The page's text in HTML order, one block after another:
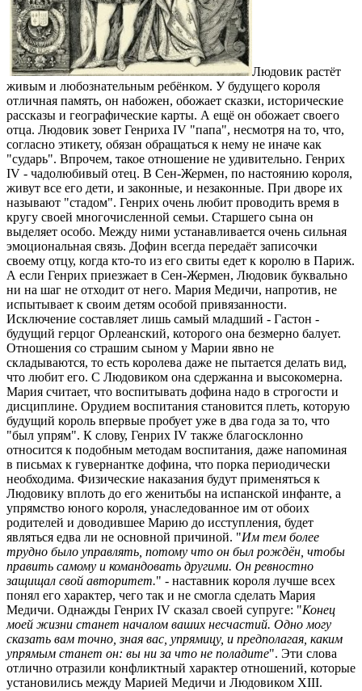
Людовик растёт
живым и любознательным ребёнком. У будущего короля
отличная память, он набожен, обожает сказки, исторические
рассказы и географические карты. А ещё он обожает своего
отца. Людовик зовет Генриха IV "папа", несмотря на то, что,
согласно этикету, обязан обращаться к нему не иначе как
"сударь". Впрочем, такое отношение не удивительно. Генрих
IV - чадолюбивый отец. В Сен-Жермен, по настоянию короля,
живут все его дети, и законные, и незаконные. При дворе их
называют "стадом". Генрих очень любит проводить время в
кругу своей многочисленной семьи. Старшего сына он
выделяет особо. Между ними устанавливается очень сильная
эмоциональная связь. Дофин всегда передаёт записочки
своему отцу, когда кто-то из его свиты едет к королю в Париж.
А если Генрих приезжает в Сен-Жермен, Людовик буквально
ни на шаг не отходит от него. Мария Медичи, напротив, не
испытывает к своим детям особой привязанности.
Исключение составляет лишь самый младший - Гастон -
будущий герцог Орлеанский, которого она безмерно балует.
Отношения со страшим сыном у Марии явно не
складываются, то есть королева даже не пытается делать вид,
что любит его. С Людовиком она сдержанна и высокомерна.
Мария считает, что воспитывать дофина надо в строгости и
дисциплине. Орудием воспитания становится плеть, которую
будущий король впервые пробует уже в два года за то, что
"был упрям". К слову, Генрих IV также благосклонно
относится к подобным методам воспитания, даже напоминая
в письмах к гувернантке дофина, что порка периодически
необходима. Физические наказания будут применяться к
Людовику вплоть до его женитьбы на испанской инфанте, а
упрямство юного короля, унаследованное им от обоих
родителей и доводившее Марию до исступления, будет
являться едва ли не основной причиной. "Им тем более
трудно было управлять, потому что он был рождён, чтобы
править самому и командовать другими. Он ревностно
защищал свой авторитет." - наставник короля лучше всех
понял его характер, чего так и не смогла сделать Мария
Медичи. Однажды Генрих IV сказал своей супруге: "Конец
моей жизни станет началом ваших несчастий. Одно могу
сказать вам точно, зная вас, упрямицу, и предполагая, каким
упрямым станет он: вы ни за что не поладите". Эти слова
отлично отразили конфликтный характер отношений, которые
установились между Марией Медичи и Людовиком XIII.